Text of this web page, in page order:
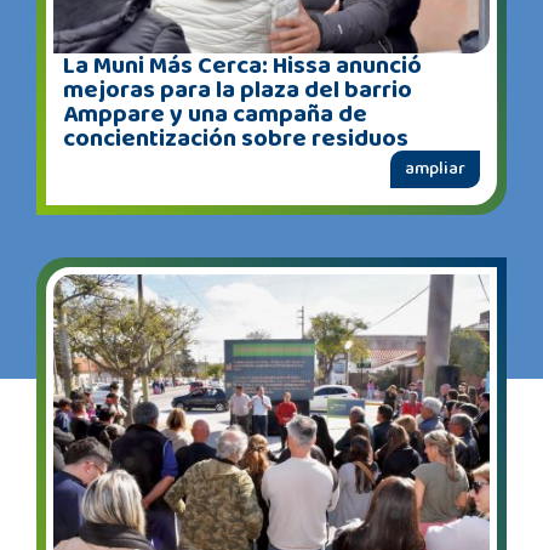
La Muni Más Cerca: Hissa anunció
mejoras para la plaza del barrio
Amppare y una campaña de
concientización sobre residuos
ampliar